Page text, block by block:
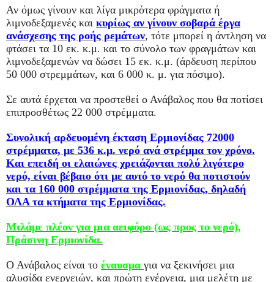
Αν όμως γίνουν και λίγα μικρότερα φράγματα ή
λιμνοδεξαμενές και κυρίως αν γίνουν σοβαρά έργα
ανάσχεσης της ροής ρεμάτων, τότε μπορεί η άντληση να
φτάσει τα 10 εκ. κ.μ. και το σύνολο των φραγμάτων και
λιμνοδεξαμενών να δώσει 15 εκ. κ.μ. (άρδευση περίπου
50 000 στρεμμάτων, και 6 000 κ. μ. για πόσιμο).
Σε αυτά έρχεται να προστεθεί ο Ανάβαλος που θα ποτίσει
επιπροσθέτως 22 000 στρέμματα.
Συνολική αρδευομένη έκταση Ερμιονίδας 72000
στρέμματα, με 536 κ.μ. νερό ανά στρέμμα τον χρόνο.
Και επειδή οι ελαιώνες χρειάζονται πολύ λιγότερο
νερό, είναι βέβαιο ότι με αυτό το νερό θα ποτιστούν
και τα 160 000 στρέμματα της Ερμιονίδας, δηλαδή
ΟΛΑ τα κτήματα της Ερμιονίδας.
Μιλάμε πλέον για μια αειφόρο (ως προς το νερό),
Πράσινη Ερμιονίδα.
Ο Ανάβαλος είναι το έναυσμα για να ξεκινήσει μια
αλυσίδα ενεργειών, και πρώτη ενέργεια, μια μελέτη με